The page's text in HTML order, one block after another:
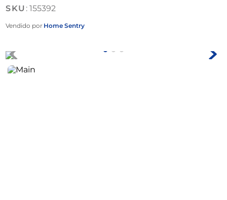
:155392
Vendido por Home Sentry